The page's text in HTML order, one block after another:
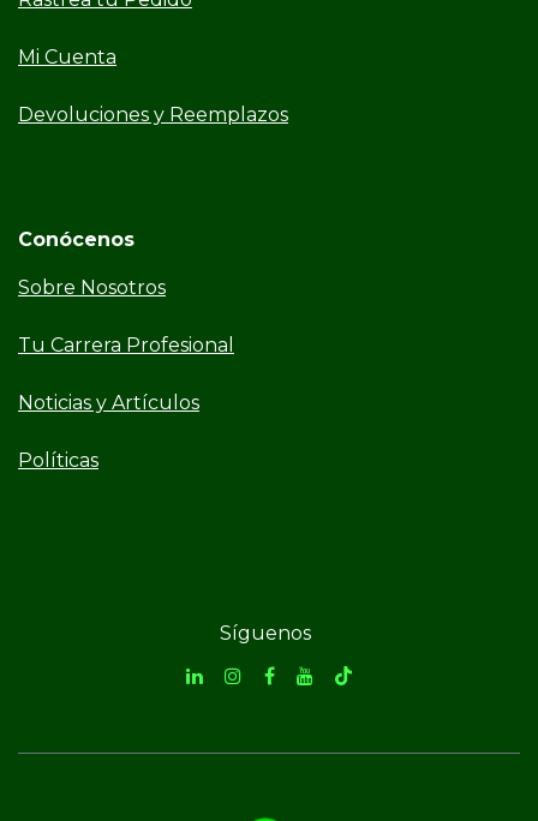
Mi Cuenta
Devoluciones y Reemplazos
Conócenos
Sobre Nosotros
Tu Carrera Profesional
Noticias y Artículos
Políticas
Síguenos